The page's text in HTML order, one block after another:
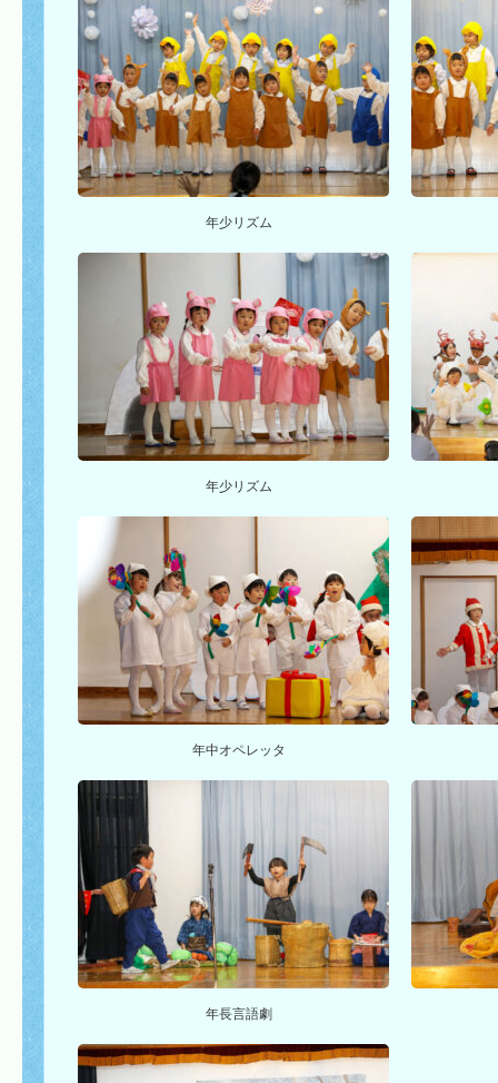
年少リズム
年少リズム
年中オペレッタ
年長言語劇